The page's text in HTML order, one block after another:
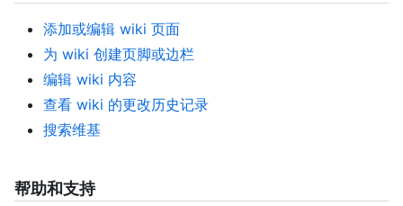
添加或编辑 wiki 页面
为 wiki 创建页脚或边栏
编辑 wiki 内容
查看 wiki 的更改历史记录
搜索维基
帮助和支持